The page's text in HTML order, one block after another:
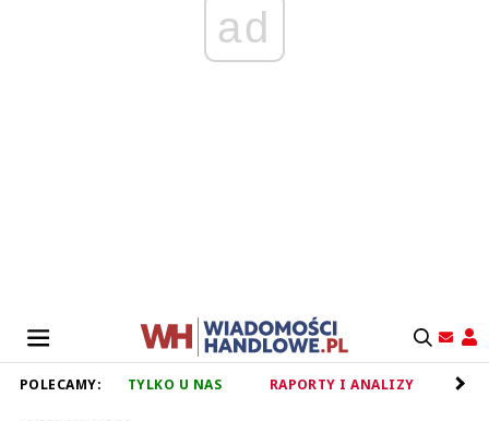
ad
POLECAMY: TYLKO U NAS RAPORTY I ANALIZY